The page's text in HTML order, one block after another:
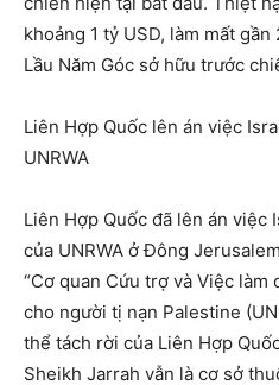
khoảng 1 tỷ USD, làm mất
Lầu Năm Góc sở hữu trước
Liên Hợp Quốc lên án việc
UNRWA
Liên Hợp Quốc đã lên án việc
của UNRWA ở Đông
“Cơ quan Cứu trợ và Việc làm
cho người tị nạn Palestine
thể tách rời của Liên Hợp
Sheikh Jarrah vẫn là cơ sở